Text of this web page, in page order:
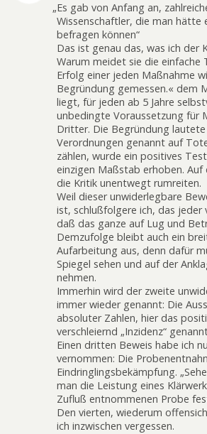
„Es gab von Anfang an,
Wissenschaftler, die man hätte
befragen können“
Das ist genau das, was ich der
Warum meidet sie die einfache
Erfolg einer jeden Maßnahme
Begründung gemessen.« dem
liegt, für jeden ab 5 Jahre
unbedingte Voraussetzung für
Dritter. Die Begründung
Verordnungen genannt auf
zählen, wurde ein positives
einzigen Maßstab erhoben.
die Kritik unentwegt rumreiten.
Weil dieser unwiderlegbare
ist, schlußfolgere ich, das jeder
daß das ganze auf Lug und
Demzufolge bleibt auch ein
Aufarbeitung aus, denn dafür
Spiegel sehen und auf der
nehmen.
Immerhin wird der zweite
immer wieder genannt: Die
absoluter Zahlen, hier das
verschleiernd „Inzidenz“
Einen dritten Beweis habe ich
vernommen: Die
Eindringlingsbekämpfung.
man die Leistung eines
Zufluß entnommenen Probe
Den vierten, wiederum
ich inzwischen vergessen.